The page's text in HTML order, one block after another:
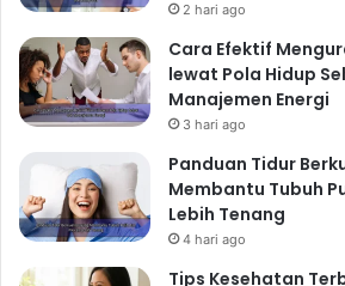
2 hari ago
Cara Efektif
lewat Pola Hidup
Manajemen Energi
3 hari ago
Panduan Tidur
Membantu Tubuh
Lebih Tenang
4 hari ago
Tips Kesehatan